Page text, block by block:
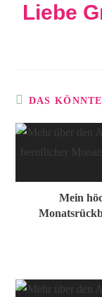
Liebe
DAS
Mein